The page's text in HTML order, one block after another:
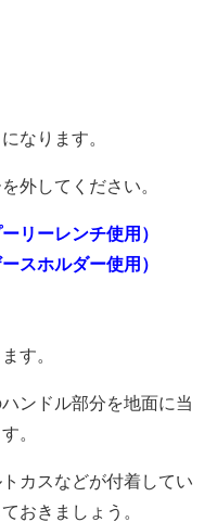
なります。
外してください。
リーレンチ使用）
スホルダー使用）
す。
ンドル部分を地面に当
。
カスなどが付着してい
おきましょう。